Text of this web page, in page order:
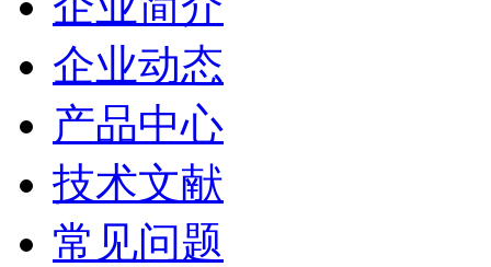
企业动态
产品中心
技术文献
常见问题